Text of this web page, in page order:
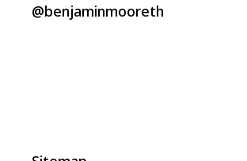
@benjaminmooreth